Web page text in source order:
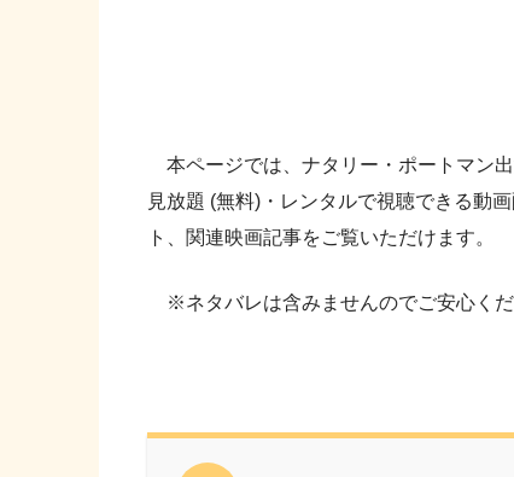
本ページでは、ナタリー・ポートマン
見放題 (無料)・レンタルで視聴できる動
ト、関連映画記事をご覧いただけます。
※ネタバレは含みませんのでご安心くだ